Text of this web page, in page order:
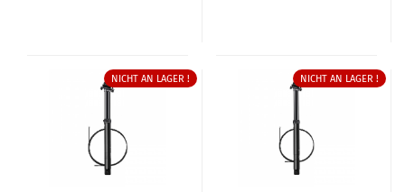
NICHT AN LAGER ! NICHT AN LAGER !